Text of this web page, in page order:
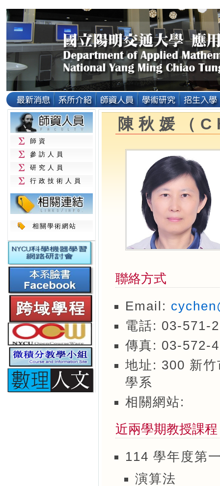
師資
參訪人員
研究人員
行政技術人員
相關學術網站
陳秋媛（
聯絡方式
Email:
電話: 03-571-
傳真: 03-572-
地址: 300 新
學系
相關網站:
近兩學期教授課程
114 學年度第
演算法